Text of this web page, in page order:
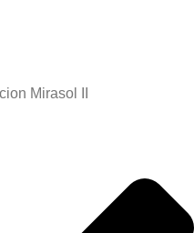
Mirasol II